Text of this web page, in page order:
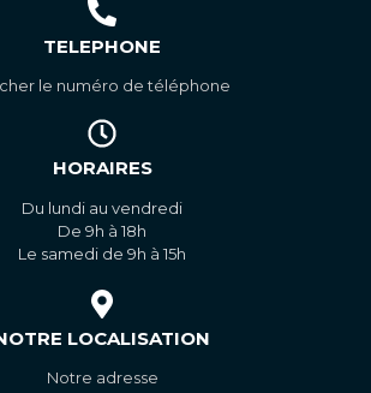
TELEPHONE
le numéro de téléphone
HORAIRES
Du lundi au vendredi
De 9h à 18h
Le samedi de 9h à 15h
LOCALISATION
Notre adresse